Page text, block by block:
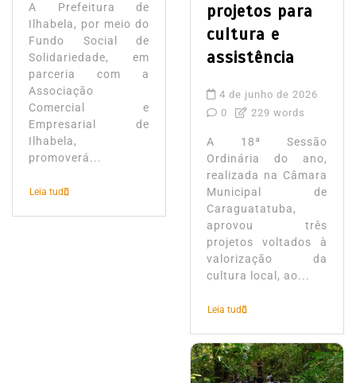
A Prefeitura de
Ilhabela, por meio do
Fundo Social de
Solidariedade, em
parceria com a
Associação
Comercial e
Empresarial de
Ilhabela,
promoverá...
Leia tudo
projetos para
cultura e
assistência
4 de junho de 2026
0
229 words
A 18ª Sessão
Ordinária do ano,
realizada na Câmara
Municipal de
Caraguatatuba,
aprovou três
projetos voltados à
valorização da
cultura local, ao...
Leia tudo